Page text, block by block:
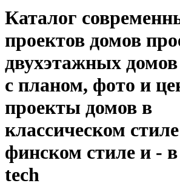
Каталог
проектов домов
двухэтажных
с планом, фото и
проекты домов в
классическом
финском стиле и -
tech